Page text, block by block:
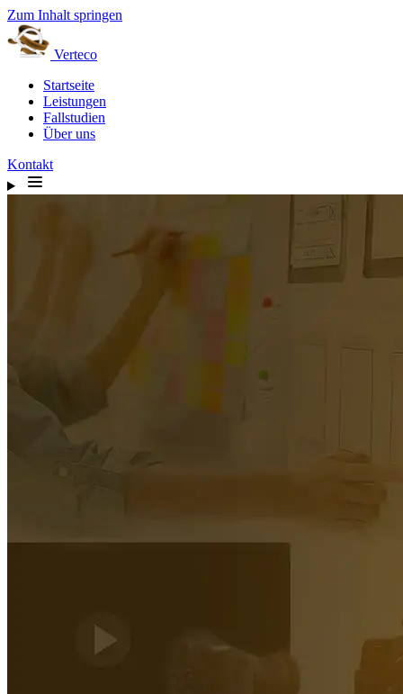
Zum Inhalt springen
Verteco
Startseite
Leistungen
Fallstudien
Über uns
Kontakt